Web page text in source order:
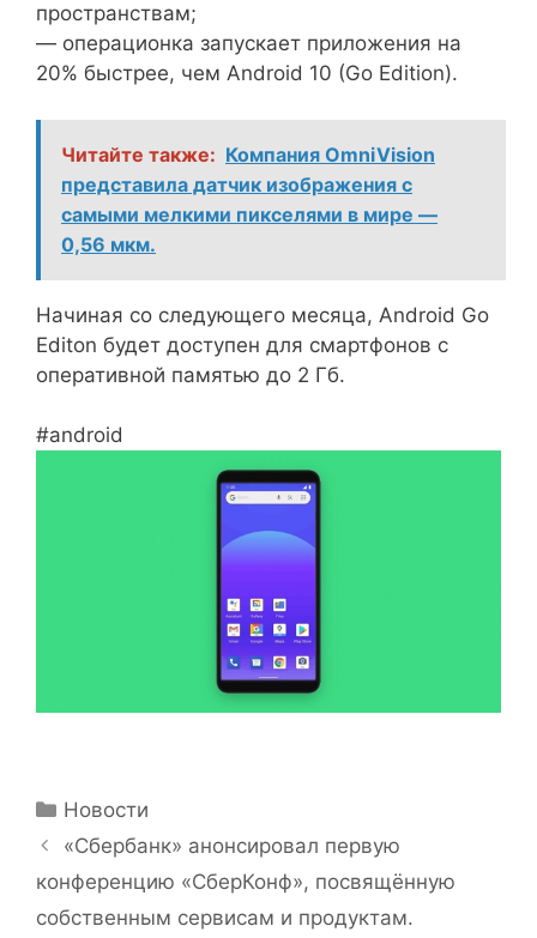
пространствам;
— операционка запускает приложения на
20% быстрее, чем Android 10 (Go Edition).
Читайте также: Компания OmniVision
представила датчик изображения с
самыми мелкими пикселями в мире —
0,56 мкм.
Начиная со следующего месяца, Android Go
Editon будет доступен для смартфонов с
оперативной памятью до 2 Гб.
#android
Рубрики
Новости
«Сбербанк» анонсировал первую
конференцию «СберКонф», посвящённую
собственным сервисам и продуктам.